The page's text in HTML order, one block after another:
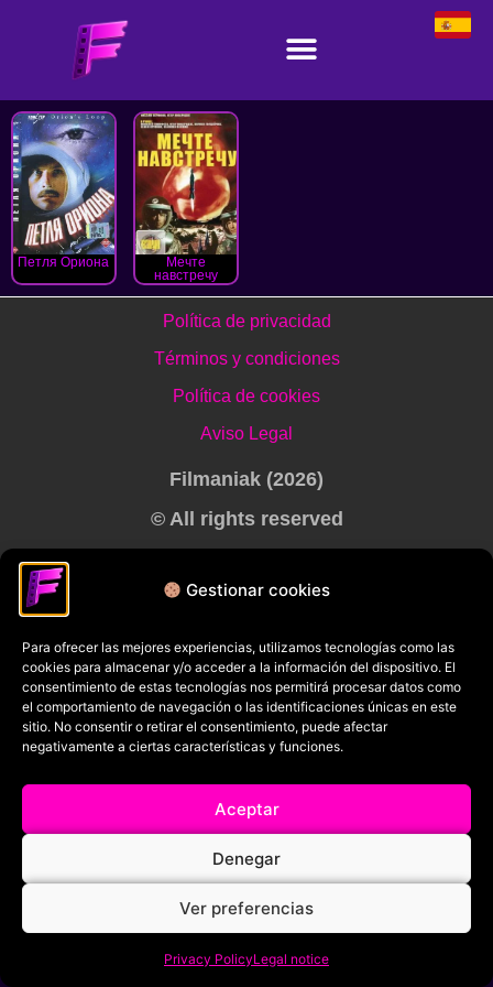
Gestionar cookies
Para ofrecer las mejores experiencias, utilizamos tecnologías como las
cookies para almacenar y/o acceder a la información del dispositivo. El
consentimiento de estas tecnologías nos permitirá procesar datos como
el comportamiento de navegación o las identificaciones únicas en este
sitio. No consentir o retirar el consentimiento, puede afectar
negativamente a ciertas características y funciones.
Aceptar
Denegar
Ver preferencias
Privacy PolicyLegal notice
Петля Ориона
Мечте
навстречу
Política de privacidad
Términos y condiciones
Política de cookies
Aviso Legal
Filmaniak (2026)
© All rights reserved